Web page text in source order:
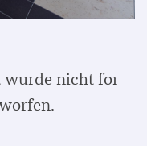
wurde nicht for